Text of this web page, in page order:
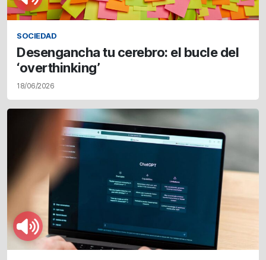
SOCIEDAD
Desengancha tu cerebro: el bucle del
‘overthinking’
18/06/2026